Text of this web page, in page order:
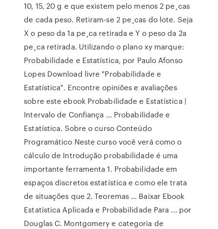
10, 15, 20 g e que existem pelo menos 2 pe¸cas
de cada peso. Retiram-se 2 pe¸cas do lote. Seja
X o peso da 1a pe¸ca retirada e Y o peso da 2a
pe¸ca retirada. Utilizando o plano xy marque:
Probabilidade e Estatística, por Paulo Afonso
Lopes Download livre "Probabilidade e
Estatística". Encontre opiniões e avaliações
sobre este ebook Probabilidade e Estatística |
Intervalo de Confiança ... Probabilidade e
Estatística. Sobre o curso Conteúdo
Programático Neste curso você verá como o
cálculo de Introdução probabilidade é uma
importante ferramenta 1. Probabilidade em
espaços discretos estatística e como ele trata
de situações que 2. Teoremas … Baixar Ebook
Estatística Aplicada e Probabilidade Para ... por
Douglas C. Montgomery e categoria de